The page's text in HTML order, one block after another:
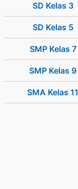
SD Kelas 3
SD Kelas 5
SMP Kelas 7
SMP Kelas 9
SMA Kelas 11